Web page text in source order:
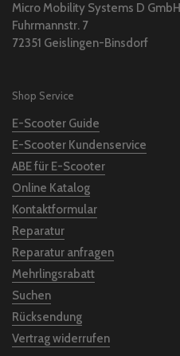
Micro Mobility Systems D GmbH
Fuhrmannstr. 7
72351 Geislingen-Binsdorf
Shop Service
E-Scooter Guide
E-Scooter Kundenservice
ABE für E-Scooter
Online Katalog
Kontaktformular
Reparatur
Reparatur anfragen
Mehrlingsrabatt
Suchen
Rücksendung
Vertrag widerrufen